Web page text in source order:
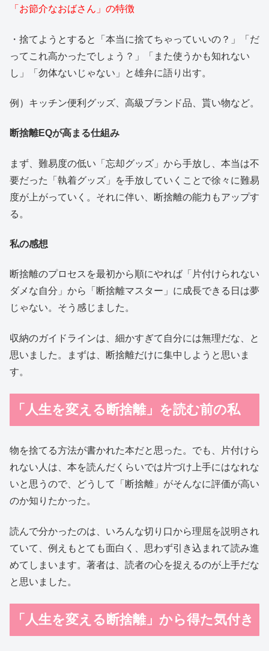
「お節介なおばさん」の特徴
・捨てようとすると「本当に捨てちゃっていいの？」「だ
ってこれ高かったでしょう？」「また使うかも知れない
し」「勿体ないじゃない」と雄弁に語り出す。
例）キッチン便利グッズ、高級ブランド品、貰い物など。
断捨離EQが高まる仕組み
まず、難易度の低い「忘却グッズ」から手放し、本当は不
要だった「執着グッズ」を手放していくことで徐々に難易
度が上がっていく。それに伴い、断捨離の能力もアップす
る。
私の感想
断捨離のプロセスを最初から順にやれば「片付けられない
ダメな自分」から「断捨離マスター」に成長できる日は夢
じゃない。そう感じました。
収納のガイドラインは、細かすぎて自分には無理だな、と
思いました。まずは、断捨離だけに集中しようと思いま
す。
「人生を変える断捨離」を読む前の私
物を捨てる方法が書かれた本だと思った。でも、片付けら
れない人は、本を読んだくらいでは片づけ上手にはなれな
いと思うので、どうして「断捨離」がそんなに評価が高い
のか知りたかった。
読んで分かったのは、いろんな切り口から理屈を説明され
ていて、例えもとても面白く、思わず引き込まれて読み進
めてしまいます。著者は、読者の心を捉えるのが上手だな
と思いました。
「人生を変える断捨離」から得た気付き